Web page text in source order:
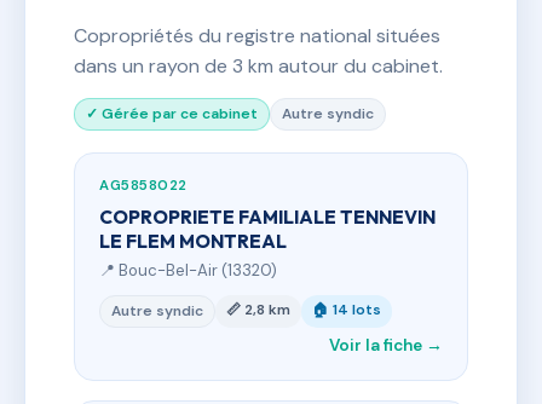
Copropriétés du registre national situées
dans un rayon de 3 km autour du cabinet.
✓ Gérée par ce cabinet Autre syndic
AG5858022
COPROPRIETE FAMILIALE TENNEVIN
LE FLEM MONTREAL
📍 Bouc-Bel-Air (13320)
Autre syndic 📏 2,8 km 🏠 14 lots
Voir la fiche →